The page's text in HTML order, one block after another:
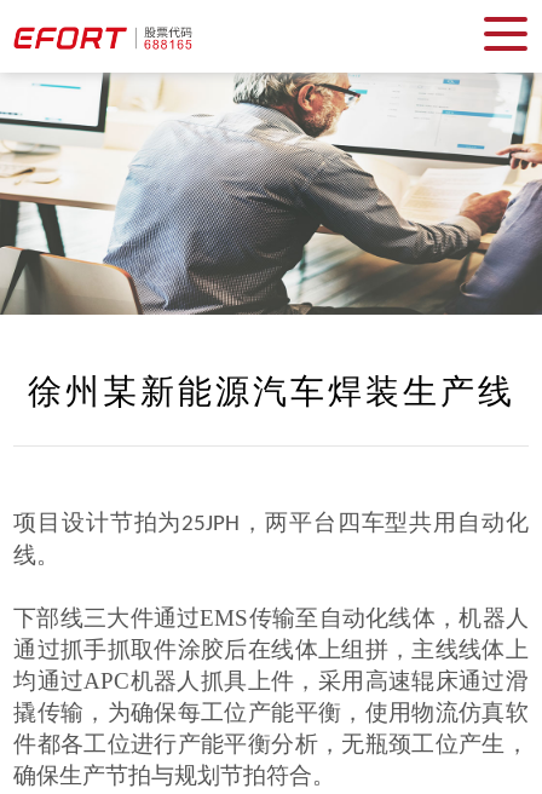
徐州某新能源汽车焊装生产线
项目设计节拍为25JPH ，两平台四车型共用自动化
线。
下部线三大件通过EMS传输至自动化线体，机器人
通过抓手抓取件涂胶后在线体上组拼，主线线体上
均通过APC机器人抓具上件，采用高速辊床通过滑
撬传输，为确保每工位产能平衡，使用物流仿真软
件都各工位进行产能平衡分析，无瓶颈工位产生，
确保生产节拍与规划节拍符合。